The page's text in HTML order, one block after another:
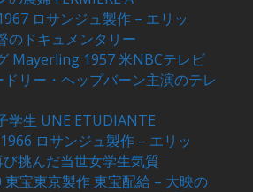
ロサンジュ製作 – エリッ
のドキュメンタリー
Mayerling 1957 米NBCテレビ
リー・ヘップバーン主演のテレ
学生 UNE ETUDIANTE
1966 ロサンジュ製作 – エリッ
挑んだ当世女学生気質
東宝東京製作 東宝配給 – 大映の